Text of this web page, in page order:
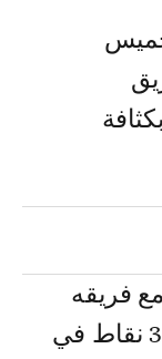
فريقه
الجديد الجزيرة هي تحقيق أول 3 نقاط في